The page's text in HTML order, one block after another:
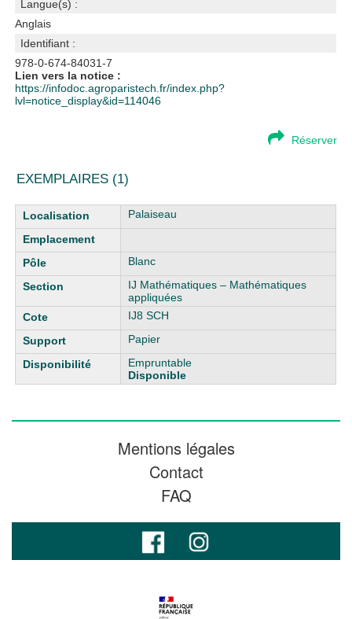
Langue(s) :
Anglais
Identifiant :
978-0-674-84031-7
Lien vers la notice :
https://infodoc.agroparistech.fr/index.php?
lvl=notice_display&id=114046
Réserver
EXEMPLAIRES (1)
Liste des exemplaires Palaiseau
Blanc
IJ Mathématiques – Mathématiques
appliquées
IJ8 SCH
Papier
Empruntable
Disponible
Mentions légales
Contact
FAQ